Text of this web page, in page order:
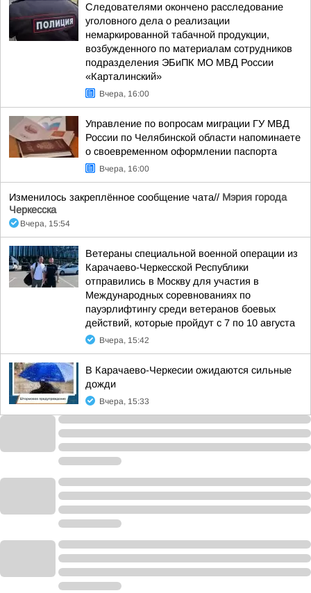
Следователями окончено расследование
уголовного дела о реализации
немаркированной табачной продукции,
возбужденного по материалам сотрудников
подразделения ЭБиПК МО МВД России
«Карталинский»
Вчера, 16:00
Управление по вопросам миграции ГУ МВД
России по Челябинской области напоминаете
о своевременном оформлении паспорта
Вчера, 16:00
Изменилось закреплённое сообщение чата// Мэрия города
Черкесска
Вчера, 15:54
Ветераны специальной военной операции из
Карачаево-Черкесской Республики
отправились в Москву для участия в
Международных соревнованиях по
пауэрлифтингу среди ветеранов боевых
действий, которые пройдут с 7 по 10 августа
Вчера, 15:42
В Карачаево-Черкесии ожидаются сильные
дожди
Вчера, 15:33